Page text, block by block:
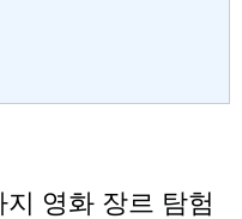
지 영화 장르 탐험